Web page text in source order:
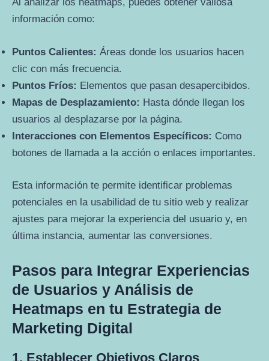
información como:
Puntos Calientes: Áreas donde los usuarios hacen
clic con más frecuencia.
Puntos Fríos: Elementos que pasan desapercibidos.
Mapas de Desplazamiento: Hasta dónde llegan los
usuarios al desplazarse por la página.
Interacciones con Elementos Específicos: Como
botones de llamada a la acción o enlaces importantes.
Esta información te permite identificar problemas
potenciales en la usabilidad de tu sitio web y realizar
ajustes para mejorar la experiencia del usuario y, en
última instancia, aumentar las conversiones.
Pasos para Integrar Experiencias
de Usuarios y Análisis de
Heatmaps en tu Estrategia de
Marketing Digital
1. Establecer Objetivos Claros